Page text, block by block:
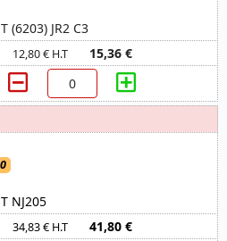
(6203) JR2 C3
12,80 € H.T 15,36 €
NJ205
34,83 € H.T 41,80 €